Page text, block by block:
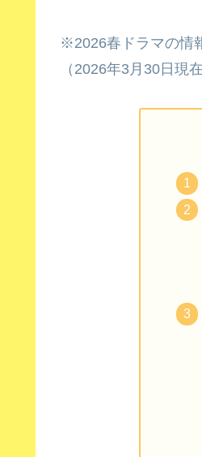
※2026春ドラマの情
（2026年3月30日現在